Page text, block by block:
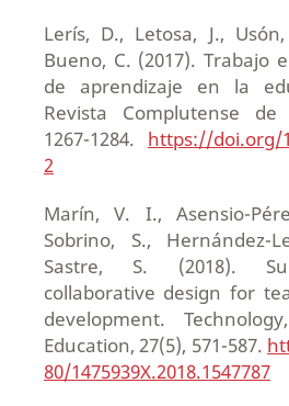
Lerís, D., Letosa, J.,
Bueno, C. (2017). Trabajo
de aprendizaje en la
Revista Complutense de
1267-1284. https://doi.org/
2
Marín, V. I., Asensio-
Sobrino, S., Hernández-
Sastre, S. (2018).
collaborative design for
development.
Education, 27(5), 571-587.
80/1475939X.2018.1547787